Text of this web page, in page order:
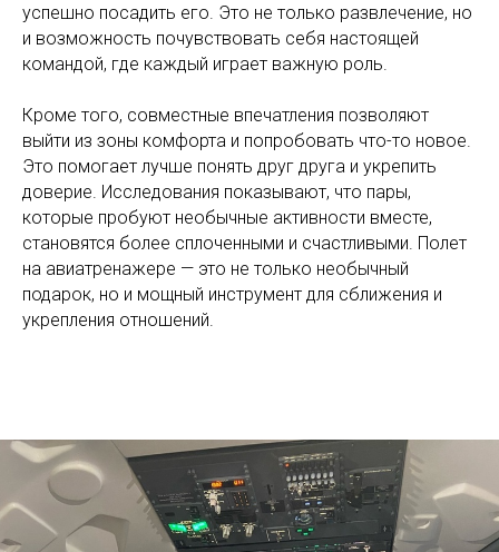
успешно посадить его. Это не только развлечение, но
и возможность почувствовать себя настоящей
командой, где каждый играет важную роль.
Кроме того, совместные впечатления позволяют
выйти из зоны комфорта и попробовать что-то новое.
Это помогает лучше понять друг друга и укрепить
доверие. Исследования показывают, что пары,
которые пробуют необычные активности вместе,
становятся более сплоченными и счастливыми. Полет
на авиатренажере — это не только необычный
подарок, но и мощный инструмент для сближения и
укрепления отношений.